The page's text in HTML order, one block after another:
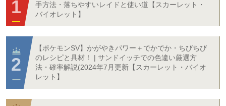
手方法・落ちやすいレイドと使い道【スカーレット・
バイオレット】
【ポケモンSV】かがやきパワー＋でかでか・ちびちび
のレシピと具材！ | サンドイッチでの色違い厳選方
法・確率解説(2024年7月更新【スカーレット・バイオ
レット】